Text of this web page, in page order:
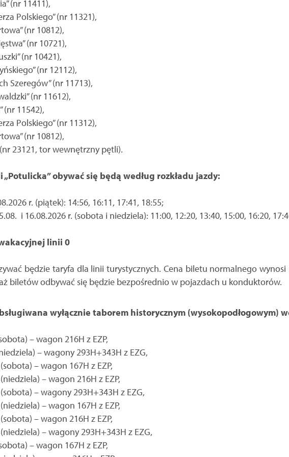
(nr 11411),
Polskiego” (nr 11321),
(nr 10812),
(nr 10721),
(nr 10421),
(nr 12112),
Szeregów” (nr 11713),
(nr 11612),
(nr 11542),
Polskiego” (nr 11312),
(nr 10812),
(nr 23121, tor wewnętrzny pętli).
obywać się będą według rozkładu jazdy:
r. (piątek): 14:56, 16:11, 17:41, 18:55;
i 16.08.2026 r. (sobota i niedziela): 11:00, 12:20, 13:40, 15:00, 16:20,
linii 0
będzie taryfa dla linii turystycznych. Cena biletu normalnego wynosi
biletów odbywać się będzie bezpośrednio w pojazdach u konduktorów.
wyłącznie taborem historycznym (wysokopodłogowym)
– wagon 216H z EZP,
– wagony 293H+343H z EZG,
– wagon 167H z EZP,
– wagon 216H z EZP,
– wagony 293H+343H z EZG,
– wagon 167H z EZP,
– wagon 216H z EZP,
– wagony 293H+343H z EZG,
– wagon 167H z EZP,